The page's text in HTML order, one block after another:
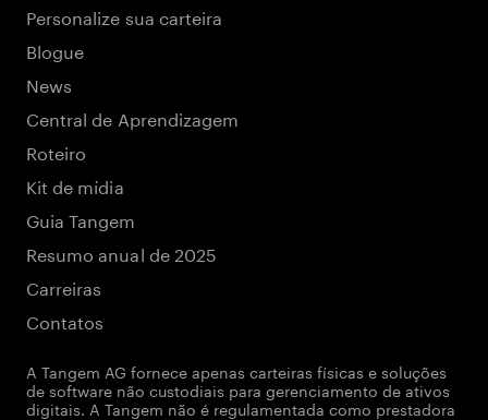
Personalize sua carteira
Blogue
News
Central de Aprendizagem
Roteiro
Kit de mídia
Guia Tangem
Resumo anual de 2025
Carreiras
Contatos
A Tangem AG fornece apenas carteiras físicas e soluções
de software não custodiais para gerenciamento de ativos
digitais. A Tangem não é regulamentada como prestadora